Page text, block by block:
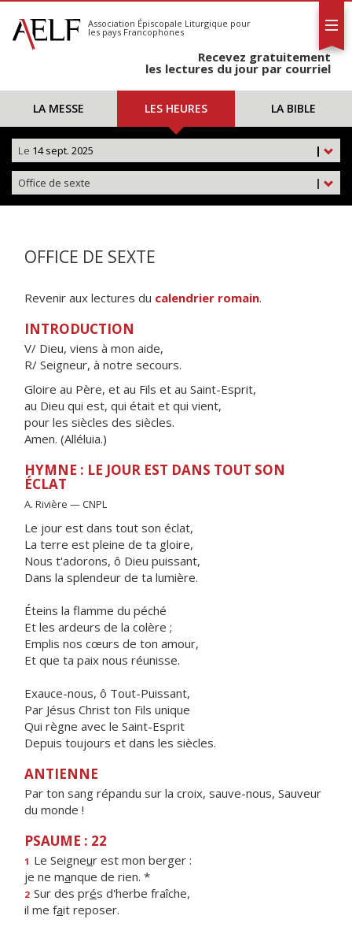
S'abonner
Calendrier
Association Épiscopale Liturgique pour
les pays Francophones
Recevez gratuitement
les lectures du jour par courriel
LA MESSE LES HEURES LA BIBLE
|
Le 14 sept. 2025
|
Office de sexte
OFFICE DE SEXTE
Revenir aux lectures du calendrier romain.
INTRODUCTION
V/ Dieu, viens à mon aide,
R/ Seigneur, à notre secours.
Gloire au Père, et au Fils et au Saint-Esprit,
au Dieu qui est, qui était et qui vient,
pour les siècles des siècles.
Amen. (Alléluia.)
HYMNE : LE JOUR EST DANS TOUT SON
ÉCLAT
A. Rivière — CNPL
Le jour est dans tout son éclat,
La terre est pleine de ta gloire,
Nous t'adorons, ô Dieu puissant,
Dans la splendeur de ta lumière.
Éteins la flamme du péché
Et les ardeurs de la colère ;
Emplis nos cœurs de ton amour,
Et que ta paix nous réunisse.
Exauce-nous, ô Tout-Puissant,
Par Jésus Christ ton Fils unique
Qui règne avec le Saint-Esprit
Depuis toujours et dans les siècles.
ANTIENNE
Par ton sang répandu sur la croix, sauve-nous, Sauveur
du monde !
PSAUME : 22
1 Le Seigneur est mon berger :
je ne manque de rien. *
2 Sur des prés d'herbe fraîche,
il me fait reposer.